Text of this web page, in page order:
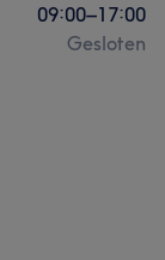
09:00–17:00
Gesloten